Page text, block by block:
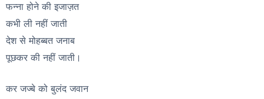
फन्ना होने की इजाज़त
कभी ली नहीं जाती
देश से मोहब्बत जनाब
पूछकर की नहीं जाती।
कर जज्बे को बुलंद जवान